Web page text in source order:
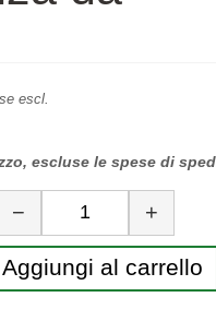
escl.
escluse le spese di
Quantità
− +
Aggiungi al carrello